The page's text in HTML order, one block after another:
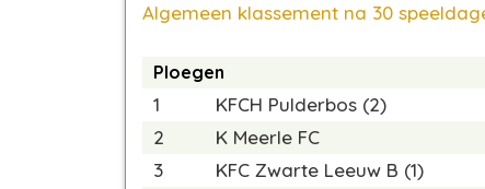
Algemeen klassement na 30
Ploegen
1 KFCH Pulderbos (2)
2
K Meerle FC
3
KFC Zwarte Leeuw B (1)